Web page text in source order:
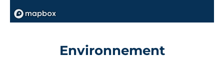
Environnement